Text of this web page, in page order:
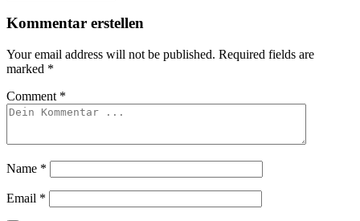
Kommentar erstellen
Your email address will not be published. Required fields are
marked *
Comment *
Name *
Email *